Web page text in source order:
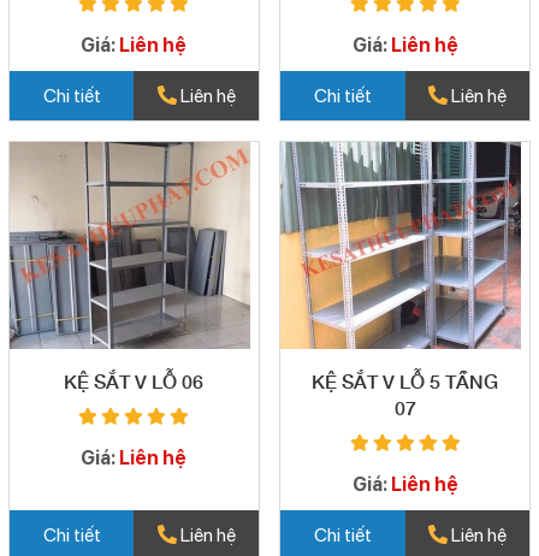
Giá: Liên hệ
Chi tiết Liên hệ
Giá: Liên hệ
Chi tiết Liên hệ
KỆ SẮT V LỖ 06
Giá: Liên hệ
Chi tiết Liên hệ
KỆ SẮT V LỖ 5 TẦNG
07
Giá: Liên hệ
Chi tiết Liên hệ